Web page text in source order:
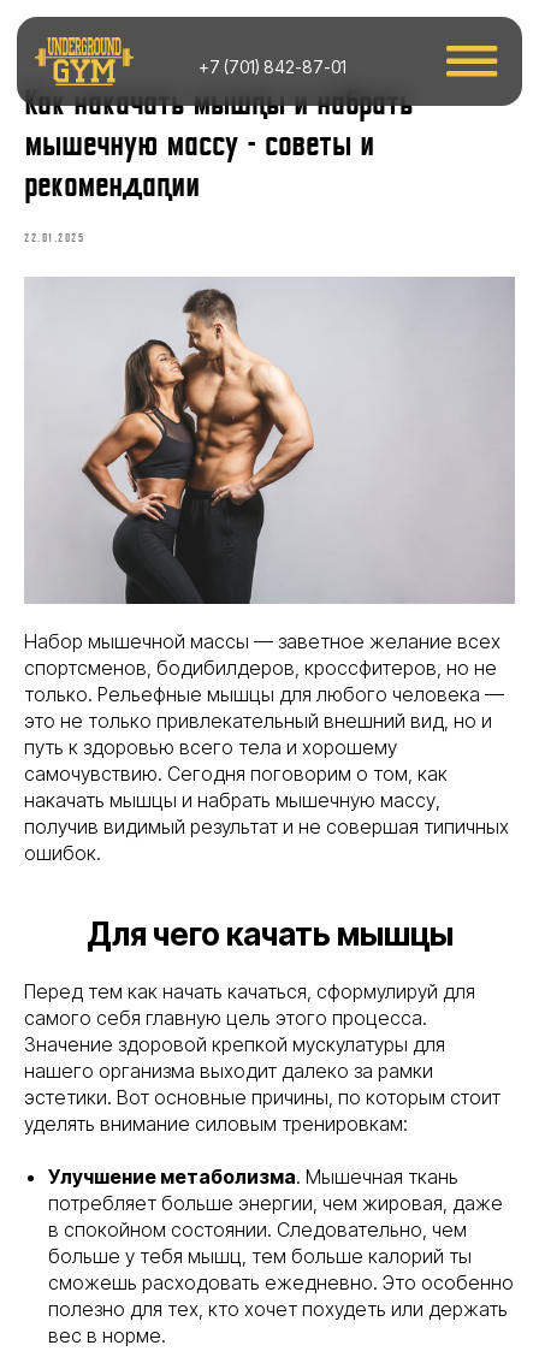
Как накачать мышцы и набрать
мышечную массу - советы и
рекомендации
22.01.2025
Набор мышечной массы — заветное желание всех
спортсменов, бодибилдеров, кроссфитеров, но не
только. Рельефные мышцы для любого человека —
это не только привлекательный внешний вид, но и
путь к здоровью всего тела и хорошему
самочувствию. Сегодня поговорим о том, как
накачать мышцы и набрать мышечную массу,
получив видимый результат и не совершая типичных
ошибок.
Для чего качать мышцы
Перед тем как начать качаться, сформулируй для
самого себя главную цель этого процесса.
Значение здоровой крепкой мускулатуры для
нашего организма выходит далеко за рамки
эстетики. Вот основные причины, по которым стоит
уделять внимание силовым тренировкам:
Улучшение метаболизма. Мышечная ткань
потребляет больше энергии, чем жировая, даже
в спокойном состоянии. Следовательно, чем
больше у тебя мышц, тем больше калорий ты
сможешь расходовать ежедневно. Это особенно
полезно для тех, кто хочет похудеть или держать
вес в норме.